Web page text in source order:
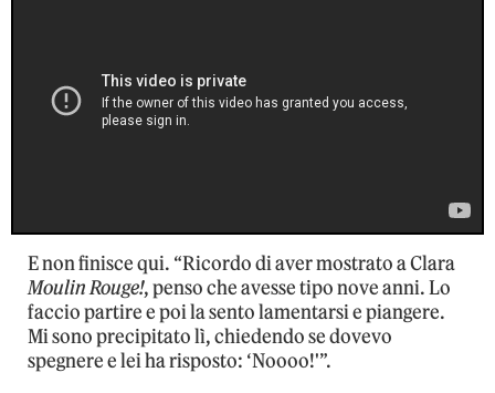
E non finisce qui. “Ricordo di aver mostrato a Clara
Moulin Rouge!, penso che avesse tipo nove anni. Lo
faccio partire e poi la sento lamentarsi e piangere.
Mi sono precipitato lì, chiedendo se dovevo
spegnere e lei ha risposto: ‘Noooo!'”.